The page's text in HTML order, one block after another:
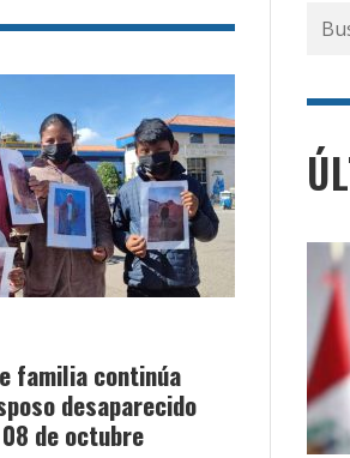
familia continúa
desaparecido
de octubre
por: